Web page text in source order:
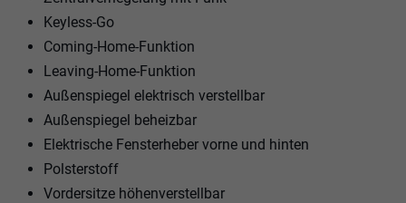
Keyless-Go
Coming-Home-Funktion
Leaving-Home-Funktion
Außenspiegel elektrisch verstellbar
Außenspiegel beheizbar
Elektrische Fensterheber vorne und hinten
Polsterstoff
Vordersitze höhenverstellbar